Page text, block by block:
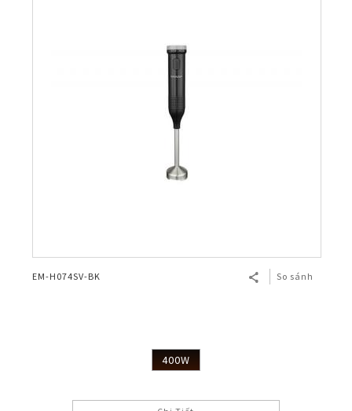
EM-H074SV-BK So sánh
400W